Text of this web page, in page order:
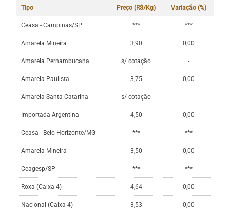
Tipo Preço (R$/Kg) Variação (%)
Ceasa - Campinas/SP *** ***
Amarela Mineira 3,90 0,00
Amarela Pernambucana s/ cotação -
Amarela Paulista 3,75 0,00
Amarela Santa Catarina s/ cotação -
Importada Argentina 4,50 0,00
Ceasa - Belo Horizonte/MG *** ***
Amarela Mineira 3,50 0,00
Ceagesp/SP *** ***
Roxa (Caixa 4) 4,64 0,00
Nacional (Caixa 4) 3,53 0,00